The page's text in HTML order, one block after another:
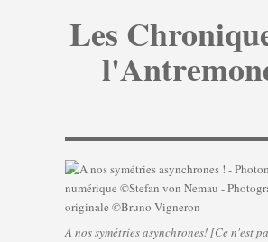
Les
A nos symétries asynchrones! [Ce n'est